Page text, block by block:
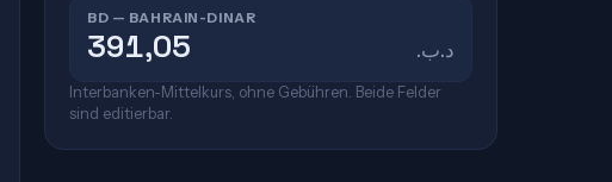
BD — BAHRAIN-DINAR
.د.ب
Interbanken-Mittelkurs, ohne Gebühren. Beide Felder
sind editierbar.